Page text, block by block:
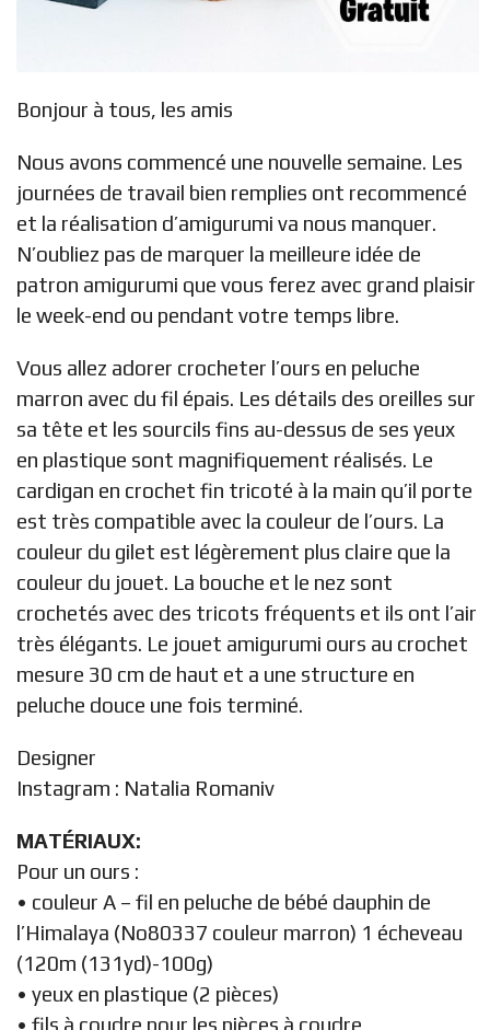
Bonjour à tous, les amis
Nous avons commencé une nouvelle semaine. Les
journées de travail bien remplies ont recommencé
et la réalisation d’amigurumi va nous manquer.
N’oubliez pas de marquer la meilleure idée de
patron amigurumi que vous ferez avec grand plaisir
le week-end ou pendant votre temps libre.
Vous allez adorer crocheter l’ours en peluche
marron avec du fil épais. Les détails des oreilles sur
sa tête et les sourcils fins au-dessus de ses yeux
en plastique sont magnifiquement réalisés. Le
cardigan en crochet fin tricoté à la main qu’il porte
est très compatible avec la couleur de l’ours. La
couleur du gilet est légèrement plus claire que la
couleur du jouet. La bouche et le nez sont
crochetés avec des tricots fréquents et ils ont l’air
très élégants. Le jouet amigurumi ours au crochet
mesure 30 cm de haut et a une structure en
peluche douce une fois terminé.
Designer
Instagram : Natalia Romaniv
MATÉRIAUX:
Pour un ours :
• couleur A – fil en peluche de bébé dauphin de
l’Himalaya (No80337 couleur marron) 1 écheveau
(120m (131yd)-100g)
• yeux en plastique (2 pièces)
• fils à coudre pour les pièces à coudre